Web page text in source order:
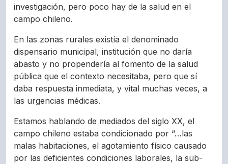
investigación, pero poco hay de la salud en el
campo chileno.
En las zonas rurales existía el denominado
dispensario municipal, institución que no daría
abasto y no propendería al fomento de la salud
pública que el contexto necesitaba, pero que sí
daba respuesta inmediata, y vital muchas veces, a
las urgencias médicas.
Estamos hablando de mediados del siglo XX, el
campo chileno estaba condicionado por “…las
malas habitaciones, el agotamiento físico causado
por las deficientes condiciones laborales, la sub-